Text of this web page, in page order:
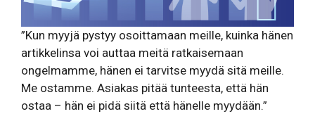
”Kun myyjä pystyy osoittamaan meille, kuinka hänen
artikkelinsa voi auttaa meitä ratkaisemaan
ongelmamme, hänen ei tarvitse myydä sitä meille.
Me ostamme. Asiakas pitää tunteesta, että hän
ostaa – hän ei pidä siitä että hänelle myydään.”